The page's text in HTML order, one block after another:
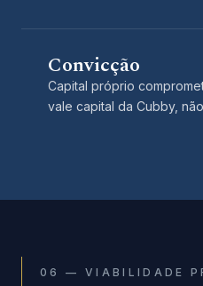
Convicção
Capital próprio
vale capital da Cubby,
06 — VIABILIDADE